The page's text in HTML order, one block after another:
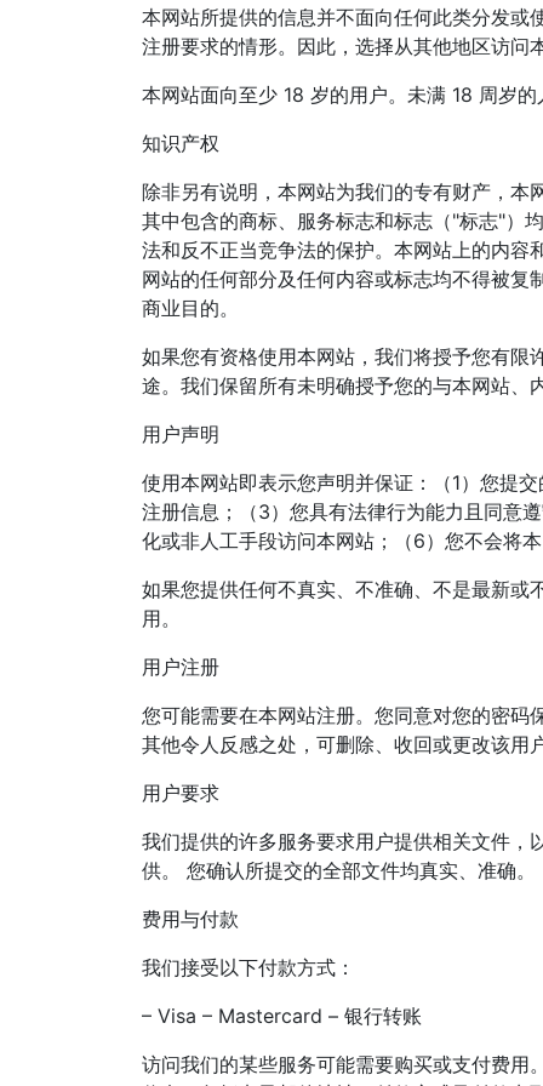
本网站所提供的信息并不面向任何此类分发或
注册要求的情形。因此，选择从其他地区访问
本网站面向至少 18 岁的用户。未满 18 周岁
知识产权
除非另有说明，本网站为我们的专有财产，
其中包含的商标、服务标志和标志（"标志"）
法和反不正当竞争法的保护。本网站上的内
网站的任何部分及任何内容或标志均不得被
商业目的。
如果您有资格使用本网站，我们将授予您有限
途。我们保留所有未明确授予您的与本网站、
用户声明
使用本网站即表示您声明并保证：（1）您提
注册信息；（3）您具有法律行为能力且同意
化或非人工手段访问本网站；（6）您不会将
如果您提供任何不真实、不准确、不是最新或
用。
用户注册
您可能需要在本网站注册。您同意对您的密码
其他令人反感之处，可删除、收回或更改该用
用户要求
我们提供的许多服务要求用户提供相关文件，
供。 您确认所提交的全部文件均真实、准确。
费用与付款
我们接受以下付款方式：
– Visa – Mastercard – 银行转账
访问我们的某些服务可能需要购买或支付费用